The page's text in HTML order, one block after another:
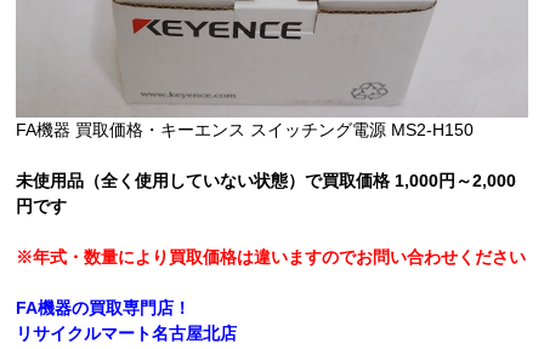
FA機器 買取価格・キーエンス スイッチング電源 MS2-H150
未使用品（全く使用していない状態）で買取価格 1,000円～2,000
円です
※年式・数量により買取価格は違いますのでお問い合わせください
FA機器の買取専門店！
リサイクルマート名古屋北店